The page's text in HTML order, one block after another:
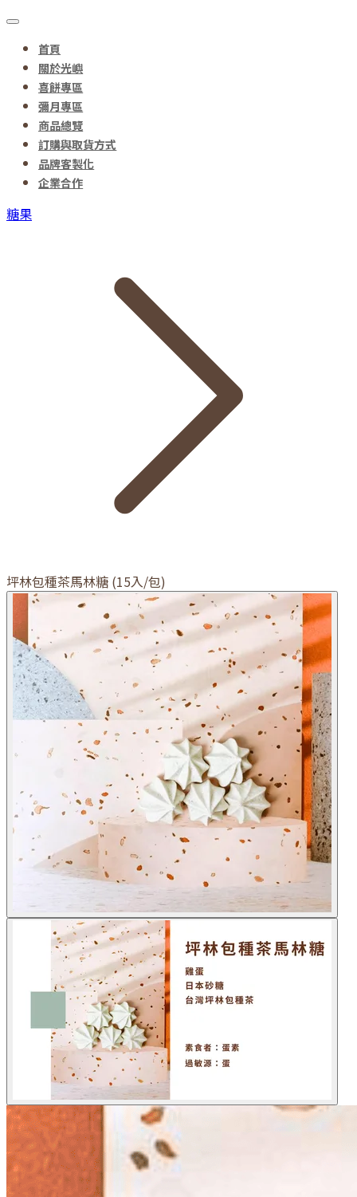
首頁
關於光嶼
喜餅專區
彌月專區
商品總覽
訂購與取貨方式
品牌客製化
企業合作
糖果
坪林包種茶馬林糖 (15入/包)